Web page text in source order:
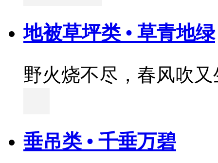
地被草坪类 • 草青地绿
野火烧不尽，春风吹又
垂吊类 • 千垂万碧